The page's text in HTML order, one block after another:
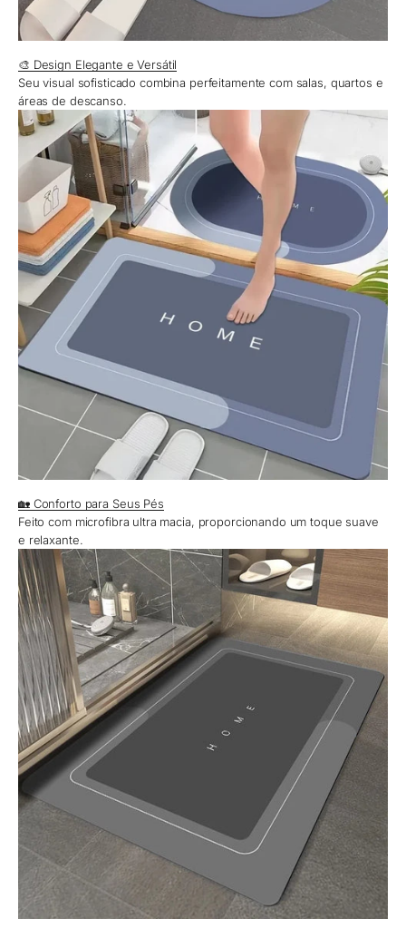
🎨 Design Elegante e Versátil
Seu visual sofisticado combina perfeitamente com salas, quartos e
áreas de descanso.
🏡 Conforto para Seus Pés
Feito com microfibra ultra macia, proporcionando um toque suave
e relaxante.